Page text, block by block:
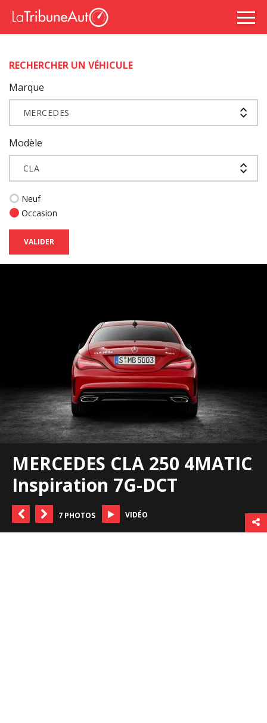
RECHERCHER UN VÉHICULE
Marque
MERCEDES
Modèle
CLA
Neuf
Occasion
VALIDER
MERCEDES CLA 250 4MATIC
Inspiration 7G-DCT
7 PHOTOS VIDÉO